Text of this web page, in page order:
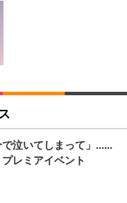
椅子 テレワーク 疲れな
コンパクト 約105度ロッ
転 座面昇降 強化ナイロ
ュ 在宅ワーク H-WY01
ア／デスクチェア メッシ
ブラック
クチェア 疲れない テレ
スト 30度ロッキング機
90度跳ね上げ式アーム
ムモニター | FlexScan
・USB Type-C・ホワ
ムモニター | FlexScan
ニター DualSense 充電
シーツ 薄型 レギュラー 1
300枚
シーツ 厚型 ワイド 42枚
:ライトブルー)
ムツ L 中型犬用 26枚入
泣いてしまって」......
レミアイベント